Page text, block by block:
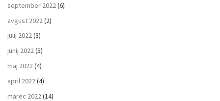
september 2022(6)
avgust 2022 (2)
julij 2022(3)
junij 2022(5)
maj 2022(4)
april 2022(4)
marec 2022(14)